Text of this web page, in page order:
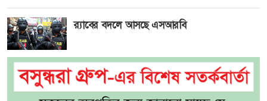
র‍্যাবের বদলে আসছে এসআরবি